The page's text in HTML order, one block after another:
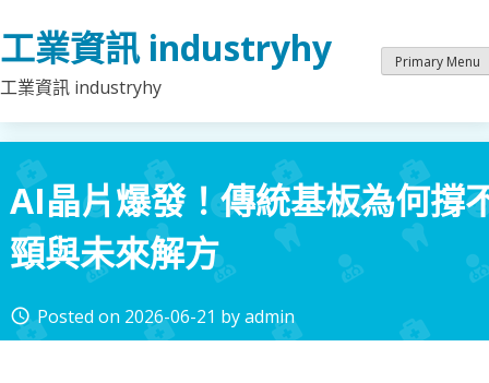
to
content
工業資訊 industryhy
工業資訊 industryhy
Primary Menu
AI晶片爆發！傳統基板為何撐
頸與未來解方
access_time Posted on 2026-06-21 byadmin